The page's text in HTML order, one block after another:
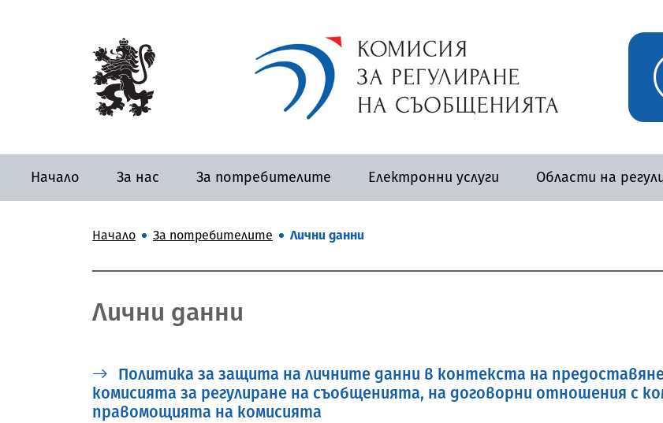
Начало За нас За потребителите Електронни услуги Области на
Начало За потребителите Лични данни
Лични данни
Политика за защита на личните данни в контекста на
комисията за регулиране на съобщенията, на договорни отношения с
правомощията на комисията